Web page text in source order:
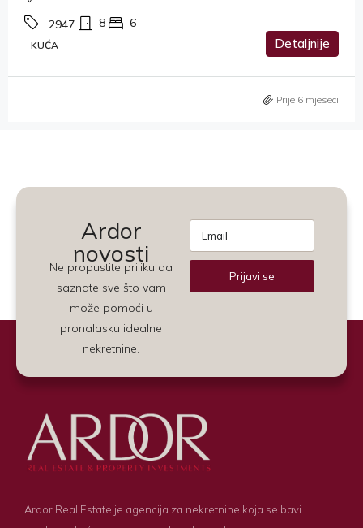
2947 8 6
KUĆA Detaljnije
Prije 6 mjeseci
Ardor
novosti
Ne propustite priliku da
saznate sve što vam
može pomoći u
pronalasku idealne
nekretnine.
Prijavi se
Ardor Real Estate je agencija za nekretnine koja se bavi